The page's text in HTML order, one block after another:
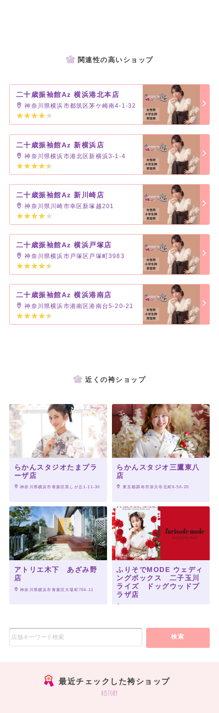
関連性の高いショップ
二十歳振袖館Az 横浜港北本店
神奈川県横浜市都筑区茅ケ崎南4-1-32
二十歳振袖館Az 新横浜店
神奈川県横浜市港北区新横浜3-1-4
二十歳振袖館Az 新川崎店
神奈川県川崎市幸区新塚越201
二十歳振袖館Az 横浜戸塚店
神奈川県横浜市戸塚区戸塚町3983
二十歳振袖館Az 横浜港南店
神奈川県横浜市港南区港南台5-20-21
近くの袴ショップ
らかんスタジオたまプラ
ーザ店
神奈川県横浜市青葉区美しが丘1-11-30
らかんスタジオ三鷹東八
店
東京都調布市深大寺北町6-56-20
アトリエ木下 あざみ野
店
神奈川県横浜市青葉区大場町704-11
ふりそでMODE ウェディ
ングボックス 二子玉川
ライズ ドッグウッドプ
ラザ店
検索
最近チェックした袴ショップ
history